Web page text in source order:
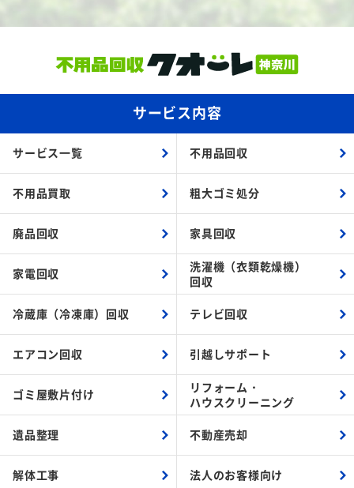
サービス内容
サービス一覧 不用品回収
不用品買取 粗大ゴミ処分
廃品回収 家具回収
家電回収
洗濯機（衣類乾燥機）
回収
冷蔵庫（冷凍庫）回収 テレビ回収
エアコン回収 引越しサポート
ゴミ屋敷片付け
リフォーム・
ハウスクリーニング
遺品整理 不動産売却
解体工事 法人のお客様向け